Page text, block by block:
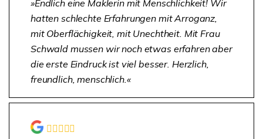
Endlich eine Maklerin mit Menschlichkeit! Wir
hatten schlechte Erfahrungen mit Arroganz,
mit Oberflächigkeit, mit Unechtheit. Mit Frau
Schwald mussen wir noch etwas erfahren aber
die erste Eindruck ist viel besser. Herzlich,
freundlich, menschlich.